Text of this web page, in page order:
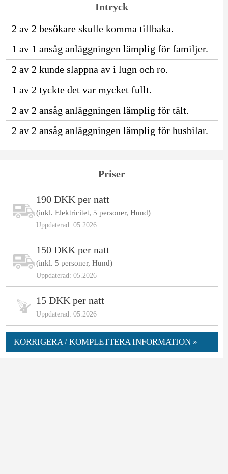
Intryck
2 av 2 besökare skulle komma tillbaka.
1 av 1 ansåg anläggningen lämplig för familjer.
2 av 2 kunde slappna av i lugn och ro.
1 av 2 tyckte det var mycket fullt.
2 av 2 ansåg anläggningen lämplig för tält.
2 av 2 ansåg anläggningen lämplig för husbilar.
Priser
190 DKK per natt
(inkl. Elektricitet, 5 personer, Hund)
Uppdaterad: 05.2026
150 DKK per natt
(inkl. 5 personer, Hund)
Uppdaterad: 05.2026
15 DKK per natt
Uppdaterad: 05.2026
KORRIGERA / KOMPLETTERA INFORMATION »